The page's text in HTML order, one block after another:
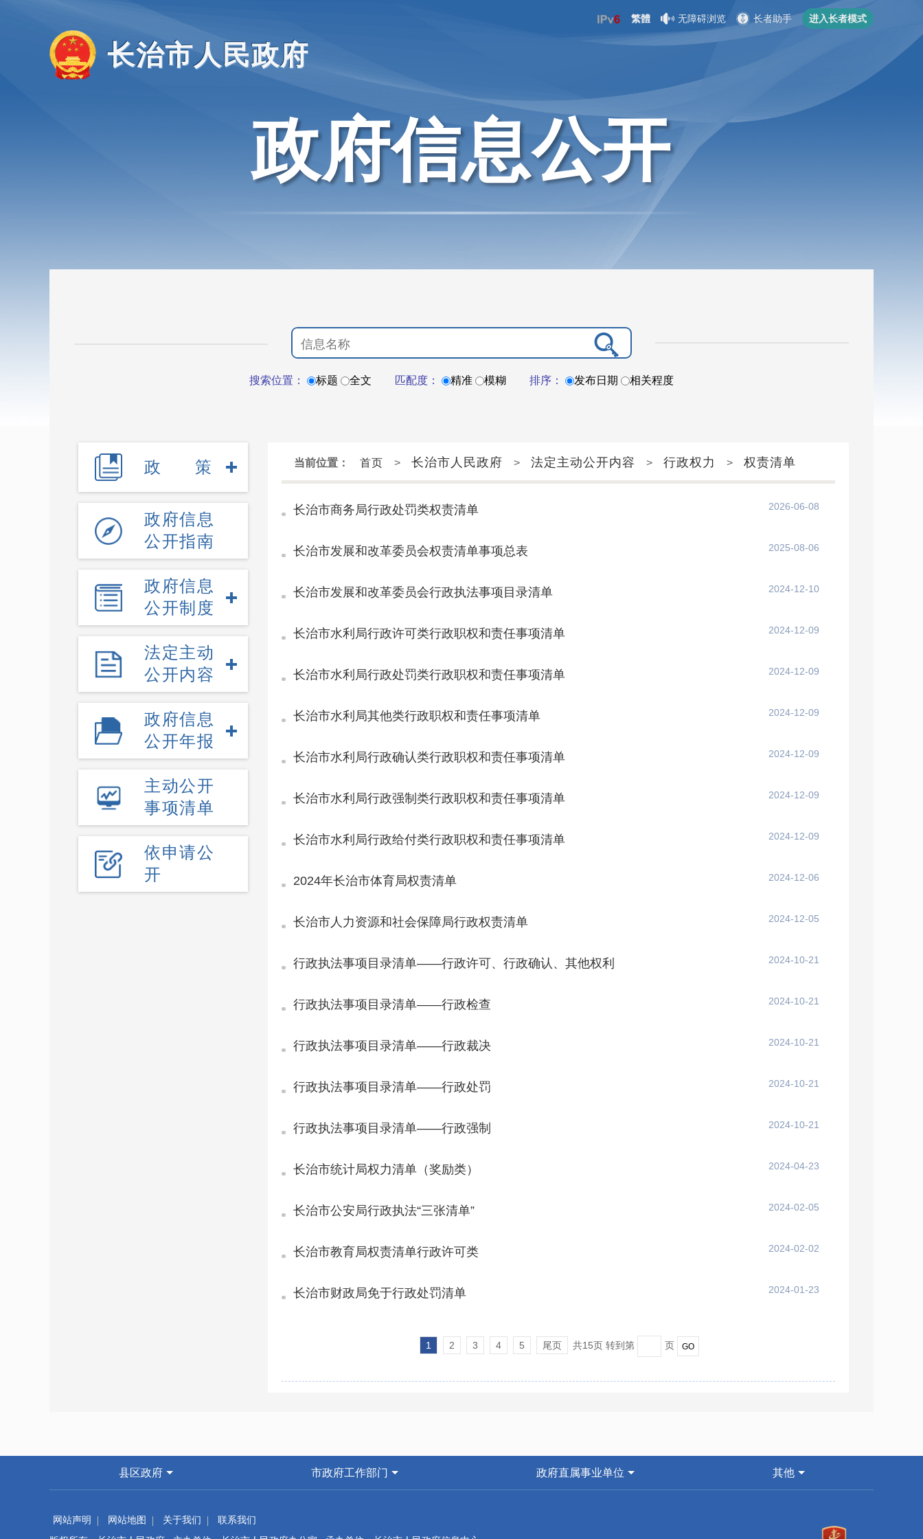
长治市人民政府
繁體 无障碍浏览 长者助手 进入长者模式
政府信息公开
搜索位置： 标题 全文 匹配度： 精准 模糊 排序： 发布日期 相关程度
政策
政府信息
公开指南
政府信息
公开制度
法定主动
公开内容
政府信息
公开年报
主动公开
事项清单
依申请公
开
当前位置： 首页 > 长治市人民政府 > 法定主动公开内容 > 行政权力 > 权责清单
长治市商务局行政处罚类权责清单 2026-06-08
长治市发展和改革委员会权责清单事项总表 2025-08-06
长治市发展和改革委员会行政执法事项目录清单 2024-12-10
长治市水利局行政许可类行政职权和责任事项清单 2024-12-09
长治市水利局行政处罚类行政职权和责任事项清单 2024-12-09
长治市水利局其他类行政职权和责任事项清单 2024-12-09
长治市水利局行政确认类行政职权和责任事项清单 2024-12-09
长治市水利局行政强制类行政职权和责任事项清单 2024-12-09
长治市水利局行政给付类行政职权和责任事项清单 2024-12-09
2024年长治市体育局权责清单 2024-12-06
长治市人力资源和社会保障局行政权责清单 2024-12-05
行政执法事项目录清单——行政许可、行政确认、其他权利 2024-10-21
行政执法事项目录清单——行政检查 2024-10-21
行政执法事项目录清单——行政裁决 2024-10-21
行政执法事项目录清单——行政处罚 2024-10-21
行政执法事项目录清单——行政强制 2024-10-21
长治市统计局权力清单（奖励类） 2024-04-23
长治市公安局行政执法“三张清单” 2024-02-05
长治市教育局权责清单行政许可类 2024-02-02
长治市财政局免于行政处罚清单 2024-01-23
1 2 3 4 5 尾页 共15页 转到第 页
县区政府 市政府工作部门 政府直属事业单位 其他
网站声明 网站地图 关于我们
联系我们